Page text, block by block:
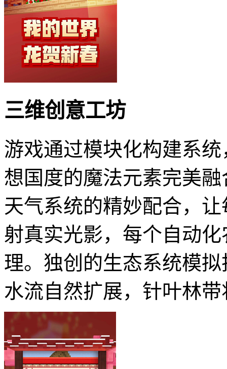
三维创意工坊
游戏通过模块化构建系
想国度的魔法元素完美
天气系统的精妙配合，
射真实光影，每个自动
理。独创的生态系统模
水流自然扩展，针叶林